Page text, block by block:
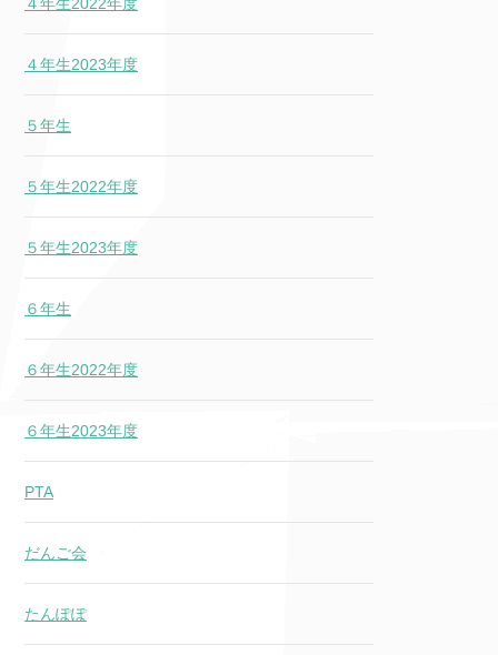
４年生2023年度
５年生
５年生2022年度
５年生2023年度
６年生
６年生2022年度
６年生2023年度
PTA
だんご会
たんぽぽ